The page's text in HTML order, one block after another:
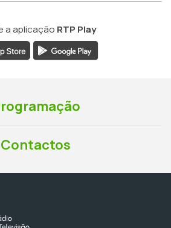
a aplicação RTP Play
Contactos